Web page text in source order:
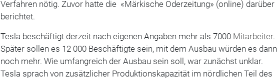
Verfahren nötig. Zuvor hatte die «Märkische Oderzeitung» (online) darüber
berichtet.
Tesla beschäftigt derzeit nach eigenen Angaben mehr als 7000 Mitarbeiter.
Später sollen es 12 000 Beschäftigte sein, mit dem Ausbau würden es dann
noch mehr. Wie umfangreich der Ausbau sein soll, war zunächst unklar.
Tesla sprach von zusätzlicher Produktionskapazität im nördlichen Teil des